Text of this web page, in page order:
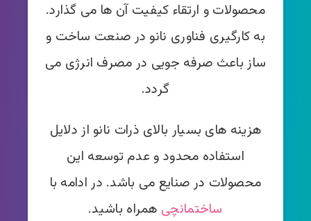
محصولات و ارتقاء کیفیت آن ها می گذارد.
به کارگیری فناوری نانو در صنعت ساخت و
ساز باعث صرفه جویی در مصرف انرژی می
گردد.
هزینه های بسیار بالای ذرات نانو از دلایل
استفاده محدود و عدم توسعه این
محصولات در صنایع می باشد. در ادامه با
ساختمانچی همراه باشید.